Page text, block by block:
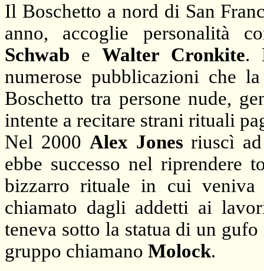
Il Boschetto a nord di San
anno, accoglie personalità
Schwab eWalter Cronkite.
numerose pubblicazioni che
Boschetto tra persone nude,
intente a recitare strani rituali
Nel 2000 Alex Jones riuscì
ebbe successo nel riprendere
bizzarro rituale in cui
chiamato dagli addetti ai
teneva sotto la statua di un
gruppo chiamano Molock.